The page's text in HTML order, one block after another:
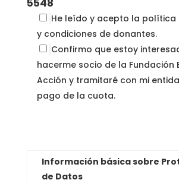
He leído y acepto la política
y condiciones de donantes.
Confirmo que estoy
hacerme socio de la Fundación
Acción y tramitaré con mi
pago de la cuota.
Información básica sobre
de Datos